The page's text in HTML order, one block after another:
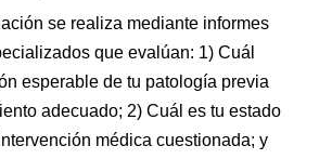
se realiza mediante informes
que evalúan: 1) Cuál
esperable de tu patología previa
adecuado; 2) Cuál es tu estado
médica cuestionada; y